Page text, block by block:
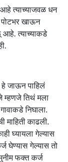
आहे त्याच्याजवळ धन
पोटभर खाऊन
त्याच्याकडे
हे जाऊन पाहिलं
म्हणजे तिथं मला
निघाला.
माहिती काढली.
घ्यायला गेल्यास
घेण्यास गेल्यास तो
फक्त कर्ज